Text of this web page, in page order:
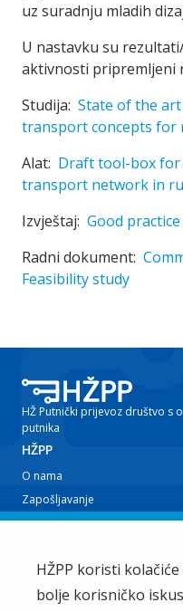
uz suradnju mladih
U nastavku su
aktivnosti pripremljeni
Studija: State of the
transport concepts for
Alat: Draft tool-box
transport network in
Izvještaj: Good
Radni dokument:
Feasibility study
HŽ Putnički prijevoz društvo s
putnika
HŽPP
O nama
Zapošljavanje
Planovi i izvještaji
Iz tvrtke
EU projekti
HŽPP koristi
bolje korisničko